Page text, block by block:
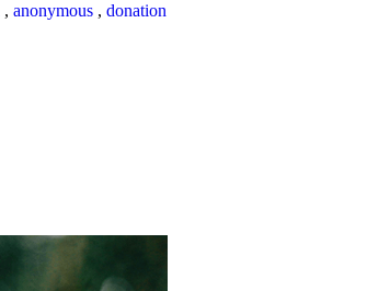
, anonymous , donation